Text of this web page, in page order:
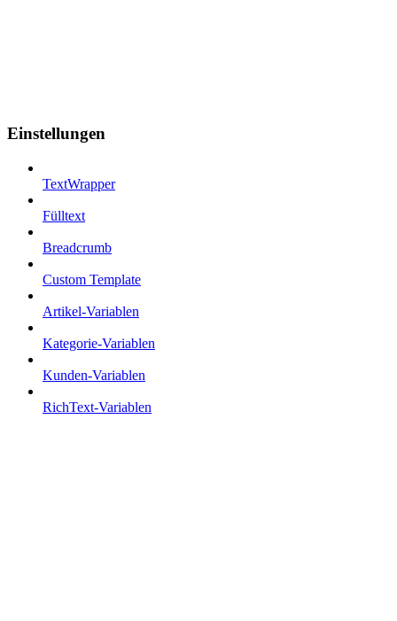
Einstellungen
TextWrapper
Fülltext
Breadcrumb
Custom Template
Artikel-Variablen
Kategorie-Variablen
Kunden-Variablen
RichText-Variablen